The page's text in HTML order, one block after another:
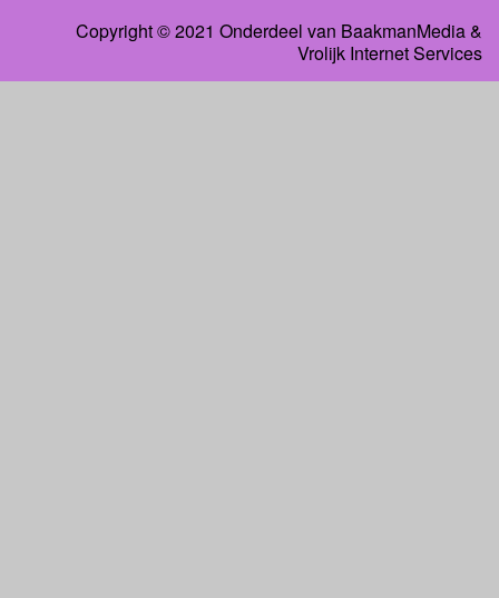
Copyright © 2021 Onderdeel van BaakmanMedia&
Vrolijk Internet Services